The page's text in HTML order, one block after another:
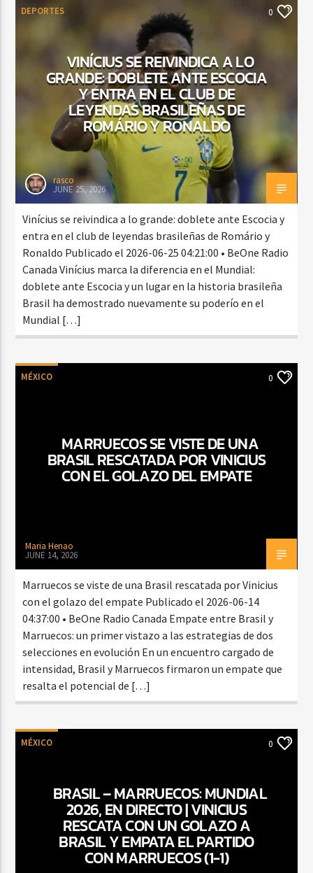
DEPORTES 0
VINÍCIUS SE REIVINDICA A LO
GRANDE: DOBLETE ANTE ESCOCIA
Y ENTRA EN EL CLUB DE
LEYENDAS BRASILEÑAS DE
ROMÁRIO Y RONALDO
rasco
JUNE 25, 2026
Vinícius se reivindica a lo grande: doblete ante Escocia y
entra en el club de leyendas brasileñas de Romário y
Ronaldo Publicado el 2026-06-25 04:21:00 • BeOne Radio
Canada Vinícius marca la diferencia en el Mundial:
doblete ante Escocia y un lugar en la historia brasileña
Brasil ha demostrado nuevamente su poderío en el
Mundial […]
MÉXICO 0
MARRUECOS SE VISTE DE UNA
BRASIL RESCATADA POR VINICIUS
CON EL GOLAZO DEL EMPATE
Maria Henao
JUNE 14, 2026
Marruecos se viste de una Brasil rescatada por Vinicius
con el golazo del empate Publicado el 2026-06-14
04:37:00 • BeOne Radio Canada Empate entre Brasil y
Marruecos: un primer vistazo a las estrategias de dos
selecciones en evolución En un encuentro cargado de
intensidad, Brasil y Marruecos firmaron un empate que
resalta el potencial de […]
MÉXICO 0
BRASIL – MARRUECOS: MUNDIAL
2026, EN DIRECTO | VINICIUS
RESCATA CON UN GOLAZO A
BRASIL Y EMPATA EL PARTIDO
CON MARRUECOS (1-1)